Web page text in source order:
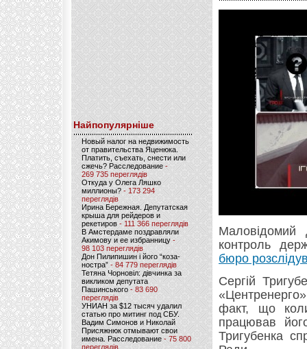
Найпопулярніше
Новый налог на недвижимость
от правительства Яценюка.
Платить, съехать, снести или
сжечь? Расследование-
269 735 переглядів
Откуда у Олега Ляшко
миллионы? - 173 294
переглядів
Ирина Бережная. Депутатская
крыша для рейдеров и
рекетиров - 111 366 переглядів
В Амстердаме поздравляли
Акимову и ее избранницу -
98 103 переглядів
Дон Пилипишин і його “коза-
ностра” - 84 779 переглядів
Тетяна Чорновіл: дівчинка за
викликом депутата
Пашинського- 83 690
переглядів
УНИАН за $12 тысяч удалил
статью про митинг под СБУ.
Вадим Симонов и Николай
Присяжнюк отмывают свои
имена. Расследование - 75 800
переглядів
контроль
бюро
Сергій
факт, що
працював
Тригубенка